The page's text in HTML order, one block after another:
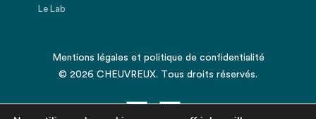
Le Lab
Mentions légales et politique de confidentialité
© 2026 CHEUVREUX. Tous droits réservés.